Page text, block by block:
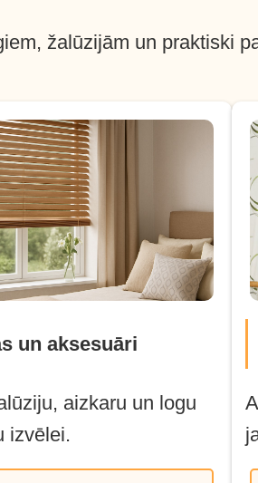
žalūzijām un praktiski
un aksesuāri
aizkaru un logu
izvēlei.